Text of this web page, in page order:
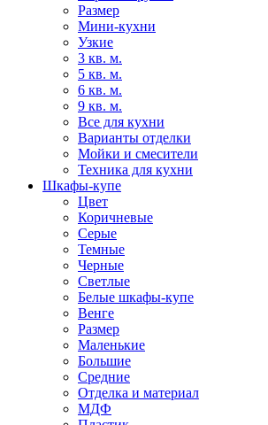
Размер
Мини-кухни
Узкие
3 кв. м.
5 кв. м.
6 кв. м.
9 кв. м.
Все для кухни
Варианты отделки
Мойки и смесители
Техника для кухни
Шкафы-купе
Цвет
Коричневые
Серые
Темные
Черные
Светлые
Белые шкафы-купе
Венге
Размер
Маленькие
Большие
Средние
Отделка и материал
МДФ